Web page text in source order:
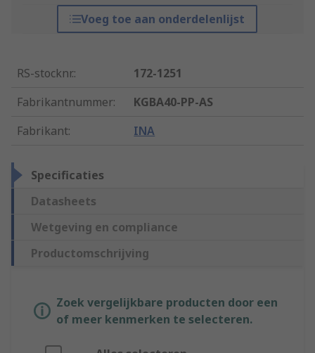
Voeg toe aan onderdelenlijst
RS-stocknr.:
172-1251
Fabrikantnummer:
KGBA40-PP-AS
Fabrikant: INA
Specificaties
Datasheets
Wetgeving en compliance
Productomschrijving
Zoek vergelijkbare producten door een
of meer kenmerken te selecteren.